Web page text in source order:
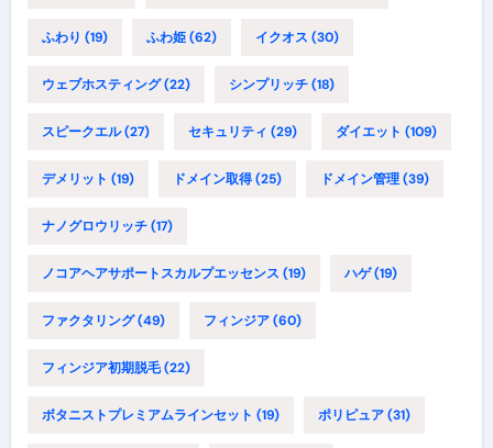
ふわり (19) ふわ姫(62) イクオス (30)
ウェブホスティング(22) シンプリッチ(18)
スピークエル(27) セキュリティ (29) ダイエット (109)
デメリット (19) ドメイン取得(25) ドメイン管理(39)
ナノグロウリッチ(17)
ノコアヘアサポートスカルプエッセンス (19) ハゲ(19)
ファクタリング(49) フィンジア(60)
フィンジア初期脱毛(22)
ボタニストプレミアムラインセット (19) ポリピュア(31)